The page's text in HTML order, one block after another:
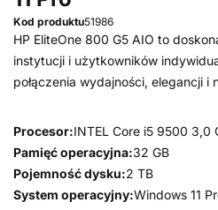
Kod produktu51986
HP EliteOne 800 G5 AIO to
instytucji i użytkowników
połączenia wydajności, elegancji i
Procesor:INTEL Core i5 9500 3,0
Pamięć operacyjna:32 GB
Pojemność dysku:2 TB
System operacyjny:Windows 11